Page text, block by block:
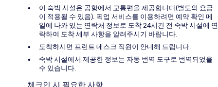
이 숙박 시설은 공항에서 교통편을 제공합니다(별도의 요금
이 적용될 수 있음). 픽업 서비스를 이용하려면 예약 확인 메
일에 나와 있는 연락처 정보로 도착 24시간 전 숙박 시설에 연
락하여 도착 세부 사항을 알려주시기 바랍니다.
도착하시면 프런트 데스크 직원이 안내해 드립니다.
숙박 시설에서 제공한 정보는 자동 번역 도구로 번역되었을
수 있습니다.
체크인 시 필요한 사항